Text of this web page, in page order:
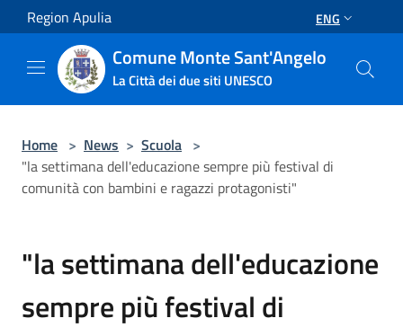
Salta al contenuto principale
Region Apulia ENG
Comune Monte Sant'Angelo
La Città dei due siti UNESCO
Home > News > Scuola >
"la settimana dell'educazione sempre più festival di
comunità con bambini e ragazzi protagonisti"
"la settimana dell'educazione
sempre più festival di